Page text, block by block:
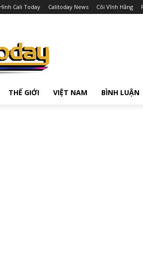
Cali Today Calitoday News Cõi Vĩnh Hằng
THẾ GIỚI VIỆT NAM BÌNH LUẬN